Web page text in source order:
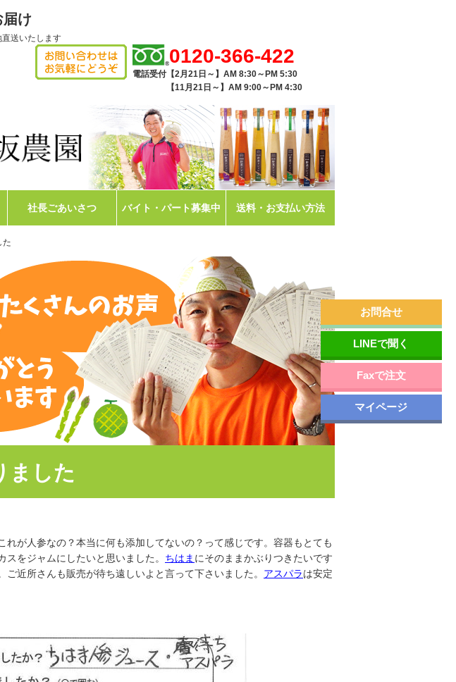
け
送いたします
0120-366-422
電話受付【2月21日～】AM 8:30～PM 5:30
【11月21日～】AM 9:00～PM 4:30
社長ごあいさつ バイト・パート募集中 送料・お支払い方法
た
ました
れが人参なの？本当に何も添加してないの？って感じです。容器もとても
をジャムにしたいと思いました。 ちはま にそのままかぶりつきたいです
近所さんも販売が待ち遠しいよと言って下さいました。 アスパラは安定
お問合せ
LINEで聞く
Faxで注文
マイページ